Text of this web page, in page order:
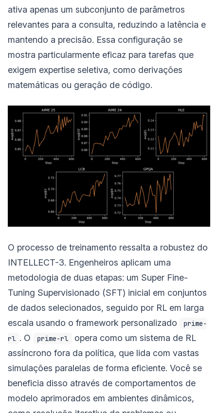
ativa apenas um subconjunto de parâmetros
relevantes para a consulta, reduzindo a latência e
mantendo a precisão. Essa configuração se
mostra particularmente eficaz para tarefas que
exigem expertise seletiva, como derivações
matemáticas ou geração de código.
O processo de treinamento ressalta a robustez do
INTELLECT-3. Engenheiros aplicam uma
metodologia de duas etapas: um Super Fine-
Tuning Supervisionado (SFT) inicial em conjuntos
de dados selecionados, seguido por RL em larga
escala usando o framework personalizado
prime-
rl . O prime-rl
opera como um sistema de RL
assíncrono fora da política, que lida com vastas
simulações paralelas de forma eficiente. Você se
beneficia disso através de comportamentos de
modelo aprimorados em ambientes dinâmicos,